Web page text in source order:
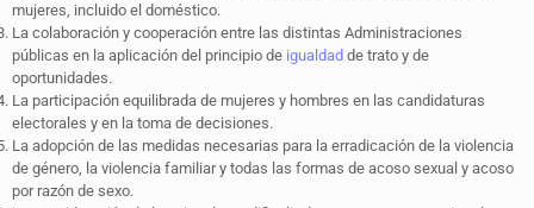
mujeres, incluido el doméstico.
La colaboración y cooperación entre las distintas Administraciones
públicas en la aplicación del principio de igualdad de trato y de
oportunidades.
La participación equilibrada de mujeres y hombres en las candidaturas
electorales y en la toma de decisiones.
La adopción de las medidas necesarias para la erradicación de la violencia
de género, la violencia familiar y todas las formas de acoso sexual y acoso
por razón de sexo.